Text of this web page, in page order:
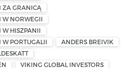
ZA GRANICĄ
W NORWEGII
W HISZPANII
W PORTUGALII
ANDERS BREIVIK
VIKING GLOBAL INVESTORS